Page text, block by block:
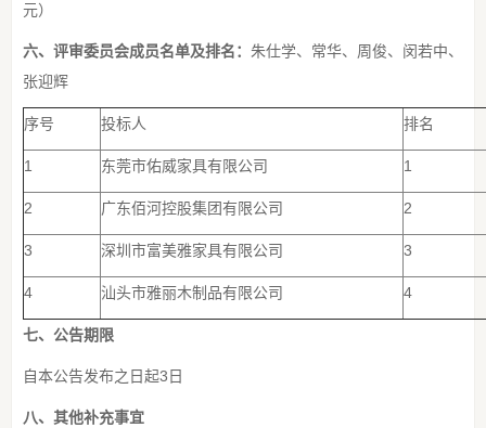
元）
六、评审委员会成员名单及排名： 朱仕学、常华、周俊、闵若中、
张迎辉
序号 投标人 排名
1 东莞市佑威家具有限公司 1
2 广东佰河控股集团有限公司 2
3 深圳市富美雅家具有限公司 3
4 汕头市雅丽木制品有限公司 4
七、公告期限
自本公告发布之日起3日
八、其他补充事宜